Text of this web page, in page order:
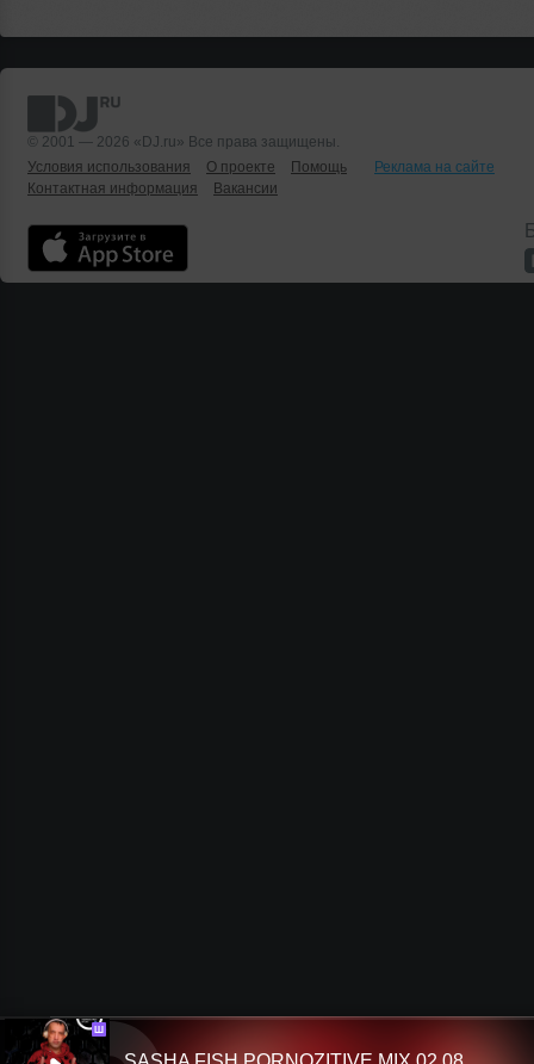
© 2001 — 2026 «DJ.ru» Все права защищены.
Условия использования
О проекте Помощь
Реклама на сайте
Контактная информация
Вакансии
Ш